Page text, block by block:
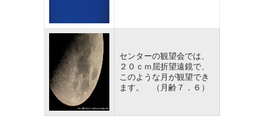
センターの観望会では、
２０ｃｍ屈折望遠鏡で、
このような月が観望でき
ます。 （月齢７．６）